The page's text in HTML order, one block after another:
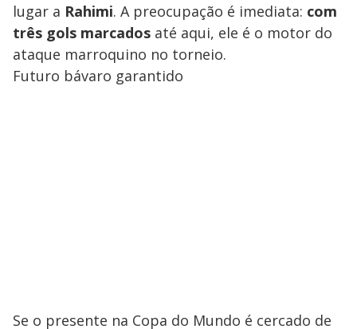
lugar a Rahimi. A preocupação é imediata: com
três gols marcados até aqui, ele é o motor do
ataque marroquino no torneio.
Futuro bávaro garantido
Se o presente na Copa do Mundo é cercado de